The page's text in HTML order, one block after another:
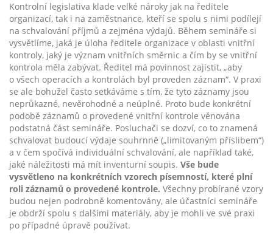
Kontrolní legislativa klade velké nároky jak na ředitele
organizací, tak i na zaměstnance, kteří se spolu s nimi podílejí
na schvalování příjmů a zejména výdajů. Během semináře si
vysvětlíme, jaká je úloha ředitele organizace v oblasti vnitřní
kontroly, jaký je význam vnitřních směrnic a čím by se vnitřní
kontrola měla zabývat. Ředitel má povinnost zajistit, „aby
o všech operacích a kontrolách byl proveden záznam“. V praxi
se ale bohužel často setkáváme s tím, že tyto záznamy jsou
neprůkazné, nevěrohodné a neúplné. Proto bude konkrétní
podobě záznamů o provedené vnitřní kontrole věnována
podstatná část semináře. Posluchači se dozví, co to znamená
schvalovat budoucí výdaje souhrnně („limitovaným příslibem“)
a v čem spočívá individuální schvalování, ale například také,
jaké náležitosti má mít inventurní soupis. Vše bude
vysvětleno na konkrétních vzorech písemností, které plní
roli záznamů o provedené kontrole. Všechny probírané vzory
budou nejen podrobně komentovány, ale účastníci semináře
je obdrží spolu s dalšími materiály, aby je mohli ve své praxi
po případné úpravě používat.